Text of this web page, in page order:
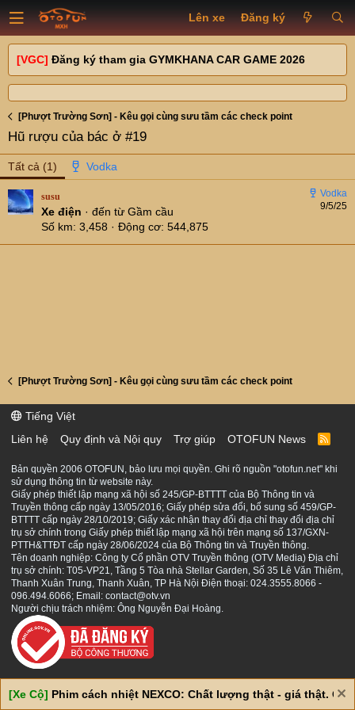
Lên xe Đăng ký
[VGC] Đăng ký tham gia GYMKHANA CAR GAME 2026
[Phượt Trường Sơn] - Kêu gọi cùng sưu tầm các check point
Hũ rượu của bác ở #19
Tất cả (1)
9/5/25
susu
Xe điện · đến từ Gầm cầu
Số km 3,458 Động cơ 544,875
[Phượt Trường Sơn] - Kêu gọi cùng sưu tầm các check point
Tiếng Việt
Liên hệ
Quy định và Nội quy Trợ giúp OTOFUN News
R
S
Bản quyền 2006 OTOFUN, bảo lưu mọi quyền. Ghi rõ nguồn "otofun.net" khi
sử dụng thông tin từ website này.
Giấy phép thiết lập mạng xã hội số 245/GP-BTTTT của Bộ Thông tin và
Truyền thông cấp ngày 13/05/2016; Giấy phép sửa đổi, bổ sung số 459/GP-
BTTTT cấp ngày 28/10/2019; Giấy xác nhận thay đổi địa chỉ thay đổi địa chỉ
trụ sở chính trong Giấy phép thiết lập mạng xã hội trên mạng số 137/GXN-
PTTH&TTĐT cấp ngày 28/06/2024 của Bộ Thông tin và Truyền thông.
Tên doanh nghiệp: Công ty Cổ phần OTV Truyền thông (OTV Media) Địa chỉ
trụ sở chính: T05-VP21, Tầng 5 Tòa nhà Stellar Garden, Số 35 Lê Văn Thiêm,
Thanh Xuân Trung, Thanh Xuân, TP Hà Nội Điện thoại: 024.3555.8066 -
096.494.6066; Email: contact@otv.vn
Người chịu trách nhiệm: Ông Nguyễn Đại Hoàng.
[Xe Cộ] Phim cách nhiệt NEXCO: Chất lượng thật - giá thật. Giá